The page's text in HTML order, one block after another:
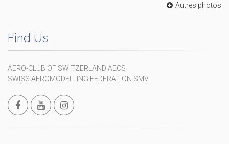
Autres photos
Find Us
AERO-CLUB OF SWITZERLAND AECS
SWISS AEROMODELLING FEDERATION SMV